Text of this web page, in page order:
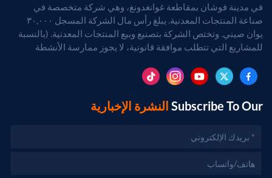
في مدينة فوشان بمقاطعة غوانغدونغ، وهي شركة متخصصة في
صناعة المنتجات المعدنية. يبلغ رأس مال الشركة المسجل ٣٠,٠٠٠
يوان صيني. وتختص الشركة بتصنيع وبيع المنتجات المعدنية. (بالنسبة
للمشاريع التي تتطلب موافقة قانونية، لا يجوز ممارسة الأنشطة
Subscribe To Our النشرة الإخبارية